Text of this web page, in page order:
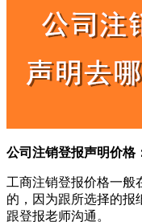
公司注销登报声明价格
工商注销登报价格一般
的，因为跟所选择的报
跟登报老师沟通。